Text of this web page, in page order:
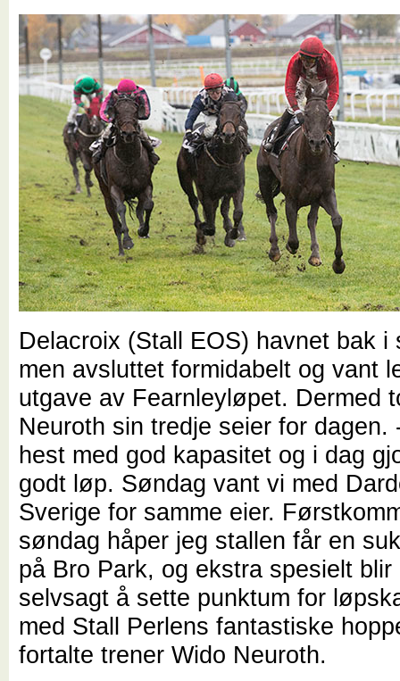
Delacroix (Stall EOS) havnet bak i
men avsluttet formidabelt og vant
utgave av Fearnleyløpet. Dermed
Neuroth sin tredje seier for dagen.
hest med god kapasitet og i dag
godt løp. Søndag vant vi med
Sverige for samme eier.
søndag håper jeg stallen får en
på Bro Park, og ekstra spesielt blir
selvsagt å sette punktum for
med Stall Perlens fantastiske
fortalte trener Wido Neuroth.